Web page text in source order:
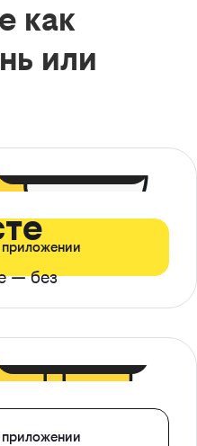
как
или
— без